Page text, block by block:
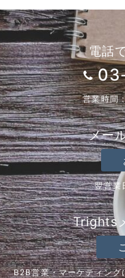
電話
営業時間
メー
翌営業
Trights
B2B営業・マーケティング